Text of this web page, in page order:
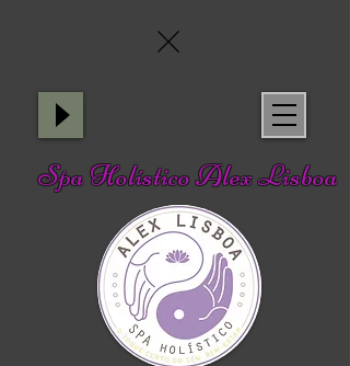
Spa Holístico Alex Lisboa